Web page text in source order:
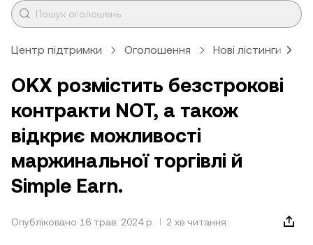
Центр підтримки Оголошення Нові лістинги
OKX розмістить безстрокові
контракти NOT, а також
відкриє можливості
маржинальної торгівлі й
Simple Earn.
Опубліковано 16 трав. 2024 р. 2 хв читання